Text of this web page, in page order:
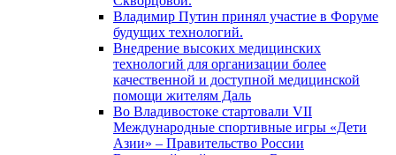
Владимир Путин принял участие в Форуме
будущих технологий.
Внедрение высоких медицинских
технологий для организации более
качественной и доступной медицинской
помощи жителям Даль
Во Владивостоке стартовали VII
Международные спортивные игры «Дети
Азии» – Правительство России